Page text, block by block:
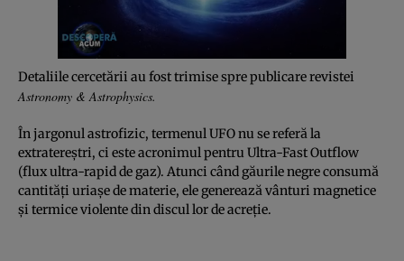
Detaliile cercetării au fost trimise spre publicare revistei
Astronomy & Astrophysics.
În jargonul astrofizic, termenul UFO nu se referă la
extratereștri, ci este acronimul pentru Ultra-Fast Outflow
(flux ultra-rapid de gaz). Atunci când găurile negre consumă
cantități uriașe de materie, ele generează vânturi magnetice
și termice violente din discul lor de acreție.